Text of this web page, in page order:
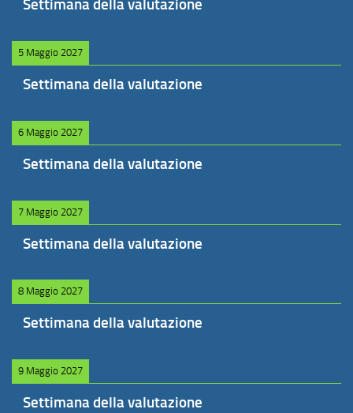
Settimana della valutazione
5 Maggio 2027
Settimana della valutazione
6 Maggio 2027
Settimana della valutazione
7 Maggio 2027
Settimana della valutazione
8 Maggio 2027
Settimana della valutazione
9 Maggio 2027
Settimana della valutazione